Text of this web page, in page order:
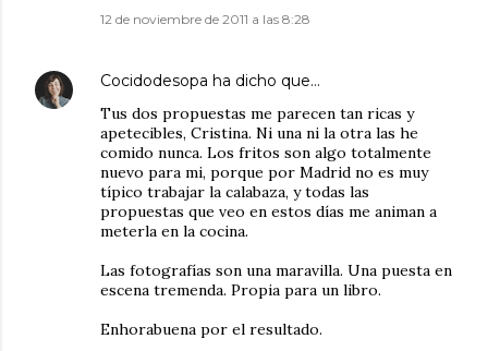
12 de noviembre de 2011 a las 8:28
Cocidodesopa ha dicho que…
Tus dos propuestas me parecen tan ricas y
apetecibles, Cristina. Ni una ni la otra las he
comido nunca. Los fritos son algo totalmente
nuevo para mi, porque por Madrid no es muy
típico trabajar la calabaza, y todas las
propuestas que veo en estos días me animan a
meterla en la cocina.
Las fotografías son una maravilla. Una puesta en
escena tremenda. Propia para un libro.
Enhorabuena por el resultado.